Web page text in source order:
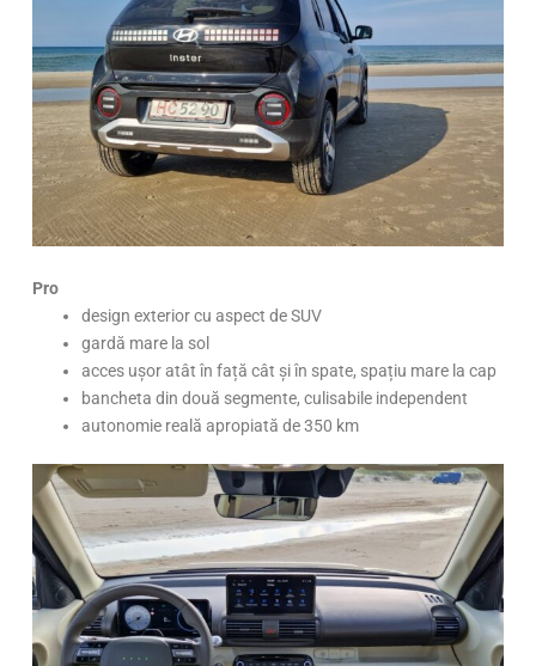
Pro
design exterior cu aspect de SUV
gardă mare la sol
acces ușor atât în față cât și în spate, spațiu mare la cap
bancheta din două segmente, culisabile independent
autonomie reală apropiată de 350 km